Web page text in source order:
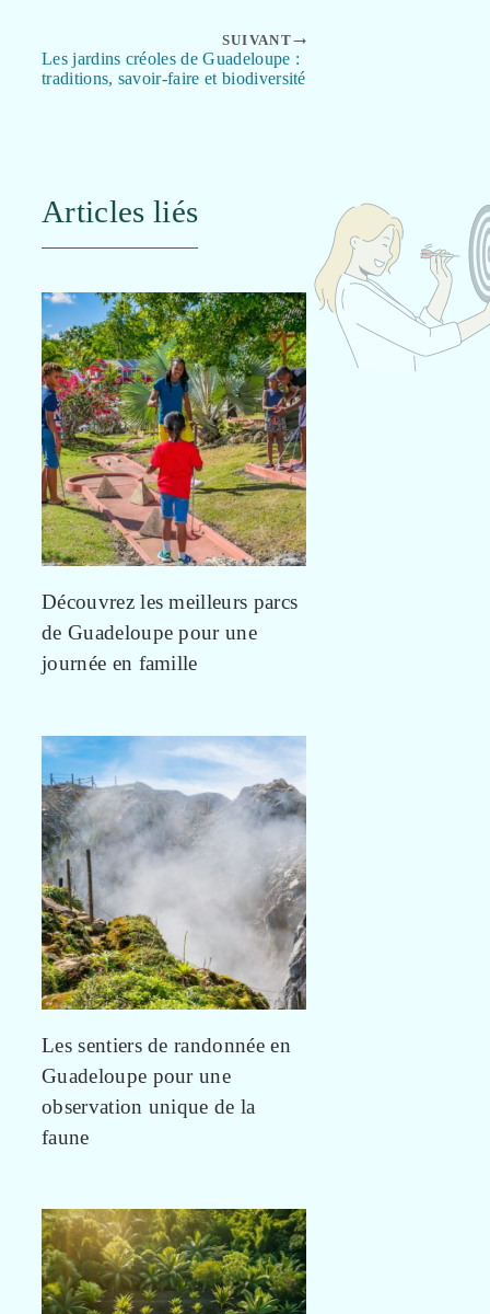
SUIVANT
Les jardins créoles de Guadeloupe :
traditions, savoir-faire et biodiversité
Articles liés
Découvrez les meilleurs parcs
de Guadeloupe pour une
journée en famille
Les sentiers de randonnée en
Guadeloupe pour une
observation unique de la
faune